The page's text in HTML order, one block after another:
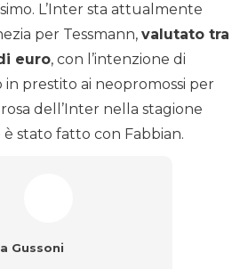
L’Inter sta attualmente
per Tessmann, valutato tra
euro, con l’intenzione di
in prestito ai neopromossi per
dell’Inter nella stagione
stato fatto con Fabbian.
Gussoni